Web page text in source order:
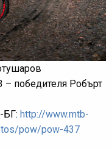
– победителя Робърт
БГ: http://www.mtb-
pow/pow-437